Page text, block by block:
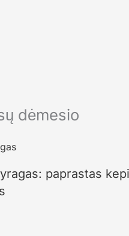
dėmesio
paprastas